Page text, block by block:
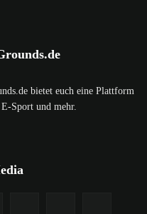
bietet euch eine Plattform
Sport und mehr.